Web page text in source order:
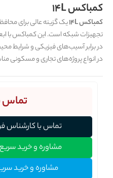
کمباکس 14L
کمباکس 14L
یک گزینه عالی برای
در برابر آسیب‌های فیزیکی و
در انواع پروژه‌های تجاری و مسکونی
تماس
تماس با
مشاوره و خرید
مشاوره و خرید